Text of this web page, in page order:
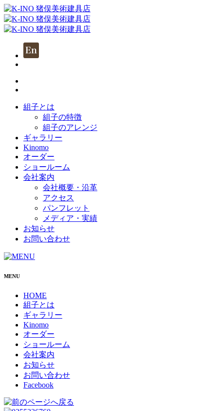
組子とは
組子の特徴
組子のアレンジ
ギャラリー
Kinomo
オーダー
ショールーム
会社案内
会社概要・沿革
アクセス
パンフレット
メディア・実績
お知らせ
お問い合わせ
MENU
HOME
組子とは
ギャラリー
Kinomo
オーダー
ショールーム
会社案内
お知らせ
お問い合わせ
Facebook